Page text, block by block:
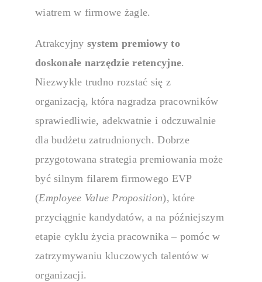
wiatrem w firmowe żagle.
Atrakcyjny system premiowy to
doskonałe narzędzie retencyjne.
Niezwykle trudno rozstać się z
organizacją, która nagradza pracowników
sprawiedliwie, adekwatnie i odczuwalnie
dla budżetu zatrudnionych. Dobrze
przygotowana strategia premiowania może
być silnym filarem firmowego EVP
(Employee Value Proposition), które
przyciągnie kandydatów, a na późniejszym
etapie cyklu życia pracownika – pomóc w
zatrzymywaniu kluczowych talentów w
organizacji.